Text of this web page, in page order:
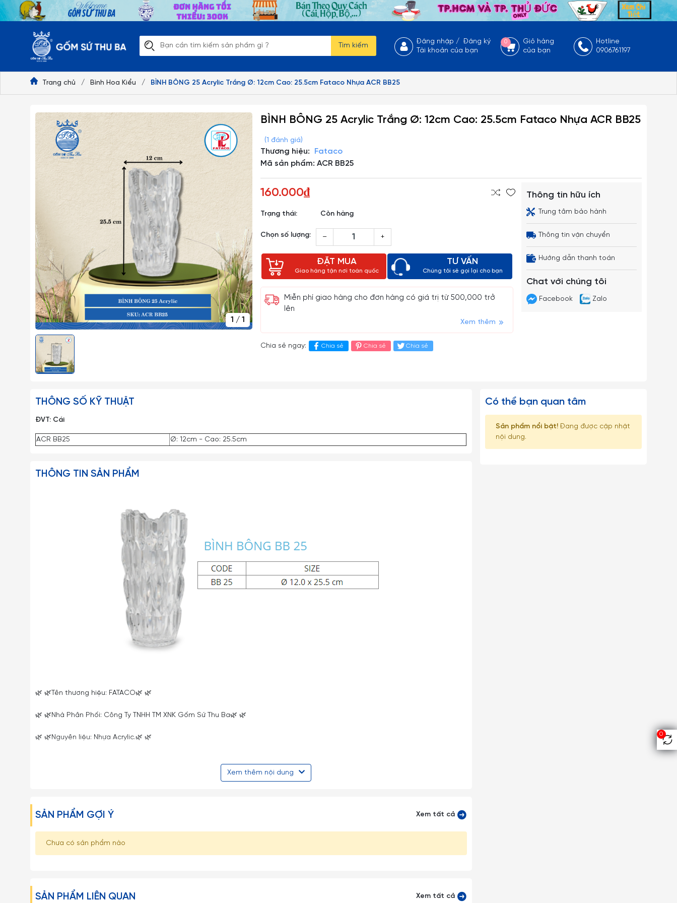
Tìm kiếm
Đăng nhập /Đăng ký
Tài khoản của bạn
0
Giỏ hàng
của bạn
Hotline
0906761197
0
Trang chủ / Bình Hoa Kiểu / BÌNH BÔNG 25 Acrylic Trắng Ø: 12cm Cao: 25.5cm Fataco Nhựa ACR BB25
1 /1
BÌNH BÔNG 25 Acrylic Trắng Ø: 12cm Cao: 25.5cm Fataco Nhựa ACR BB25
(1 đánh giá)
Thương hiệu:
Fataco
Mã sản phẩm: ACR BB25
160.000₫
Trạng thái: Còn hàng
Chọn số lượng: – +
ĐẶT MUA
Giao hàng tận nơi toàn quốc
TƯ VẤN
Chúng tôi sẽ gọi lại cho bạn
Miễn phí giao hàng cho đơn hàng có giá trị từ 500,000 trở
lên
Xem thêm
Chia sẻ ngay: Chia sẻ Chia sẻ Chia sẻ
Thông tin hữu ích
Trung tâm bảo hành
Thông tin vận chuyển
Hướng dẫn thanh toán
Chat với chúng tôi
Facebook Zalo
THÔNG SỐ KỸ THUẬT
ĐVT: Cái
ACR BB25 Ø: 12cm - Cao: 25.5cm
THÔNG TIN SẢN PHẨM
🌿 🌿Tên thương hiệu: FATACO🌿 🌿
🌿 🌿Nhà Phân Phối: Công Ty TNHH TM XNK Gốm Sứ Thu Ba🌿 🌿
🌿 🌿Nguyên liệu: Nhựa Acrylic.🌿 🌿
- Không sử dụng sản phẩm làm từ nhựa acrylic trong máy rửa chén bát và lò vi sóng
🌿 🌿Ưu điểm nổi bật của nhựa Acrylic:🌿 🌿
Xem thêm nội dung
SẢN PHẨM GỢI Ý Xem tất cả
Chưa có sản phẩm nào
SẢN PHẨM LIÊN QUAN Xem tất cả
Có thể bạn quan tâm
Sản phẩm nổi bật!Đang được cập nhật
nội dung.